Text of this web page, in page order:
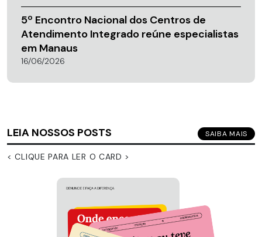
5º Encontro Nacional dos Centros de
Atendimento Integrado reúne especialistas
em Manaus
16/06/2026
LEIA NOSSOS POSTS SAIBA MAIS
< CLIQUE PARA LER O CARD >